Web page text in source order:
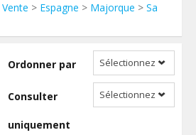
Vente > Espagne > Majorque > Sa
Ordonner par Sélectionnez
Consulter
uniquement
Sélectionnez